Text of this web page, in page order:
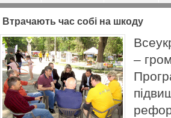
Втрачають час собі на шкоду
–